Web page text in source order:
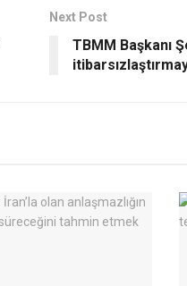
Next Post
TBMM Başkanı